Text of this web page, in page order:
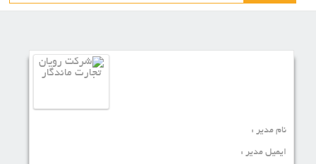
نام مدیر :
ایمیل مدیر :